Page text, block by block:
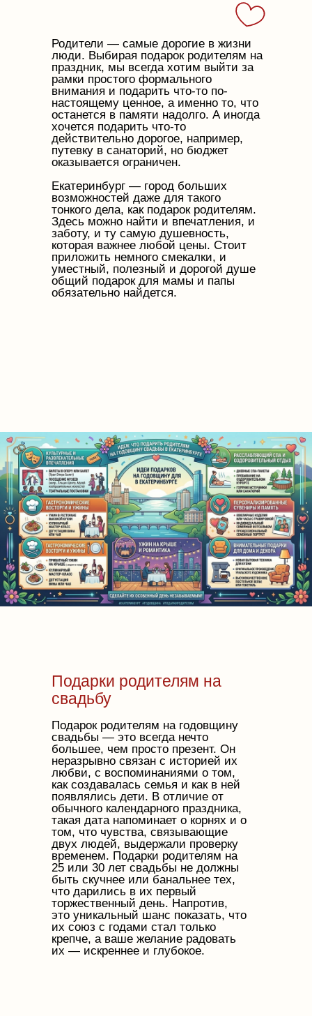
Родители — самые дорогие в жизни
люди. Выбирая подарок родителям на
праздник, мы всегда хотим выйти за
рамки простого формального
внимания и подарить что-то по-
настоящему ценное, а именно то, что
останется в памяти надолго. А иногда
хочется подарить что-то
действительно дорогое, например,
путевку в санаторий, но бюджет
оказывается ограничен.
Екатеринбург — город больших
возможностей даже для такого
тонкого дела, как подарок родителям.
Здесь можно найти и впечатления, и
заботу, и ту самую душевность,
которая важнее любой цены. Стоит
приложить немного смекалки, и
уместный, полезный и дорогой душе
общий подарок для мамы и папы
обязательно найдется.
Подарок родителям на годовщину
свадьбы — это всегда нечто
большее, чем просто презент. Он
неразрывно связан с историей их
любви, с воспоминаниями о том,
как создавалась семья и как в ней
появлялись дети. В отличие от
обычного календарного праздника,
такая дата напоминает о корнях и о
том, что чувства, связывающие
двух людей, выдержали проверку
временем. Подарки родителям на
25 или 30 лет свадьбы не должны
быть скучнее или банальнее тех,
что дарились в их первый
торжественный день. Напротив,
это уникальный шанс показать, что
их союз с годами стал только
крепче, а ваше желание радовать
их — искреннее и глубокое.
Подарки родителям на
свадьбу